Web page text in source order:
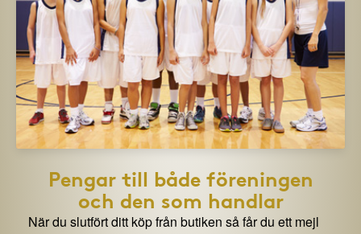
Pengar till både föreningen
och den som handlar
När du slutfört ditt köp från butiken så får du ett mejl